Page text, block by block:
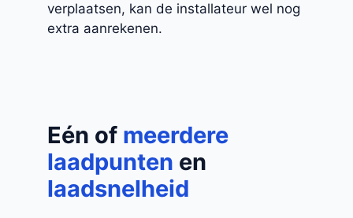
verplaatsen, kan de installateur wel nog
extra aanrekenen.
Eén of meerdere
laadpunten en
laadsnelheid